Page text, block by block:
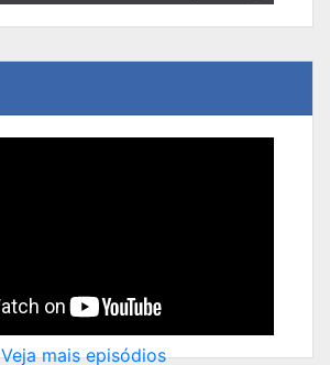
Veja mais episódios